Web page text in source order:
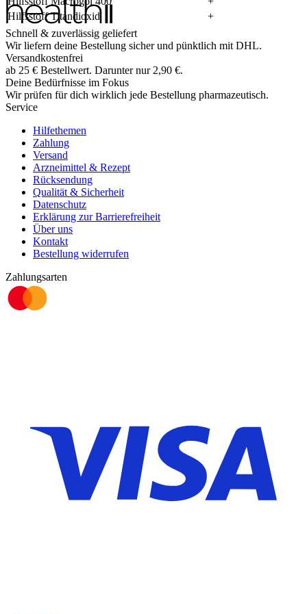
Hilfsstoff Titandioxid
+
Schnell & zuverlässig geliefert
Wir liefern deine Bestellung sicher und pünktlich mitDHL.
Versandkostenfrei
ab 25 € Bestellwert. Darunter nur2,90 €.
Deine Bedürfnisse im Fokus
Wir prüfen für dich wirklich jede Bestellung pharmazeutisch.
Service
Hilfethemen
Zahlung
Versand
Arzneimittel & Rezept
Rücksendung
Qualität & Sicherheit
Datenschutz
Erklärung zur Barrierefreiheit
Über uns
Kontakt
Bestellung widerrufen
Zahlungsarten